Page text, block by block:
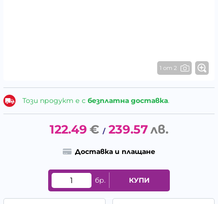
1 от 2
Този продукт е с безплатна доставка.
122.49 € / 239.57лв.
Доставка и плащане
бр. КУПИ